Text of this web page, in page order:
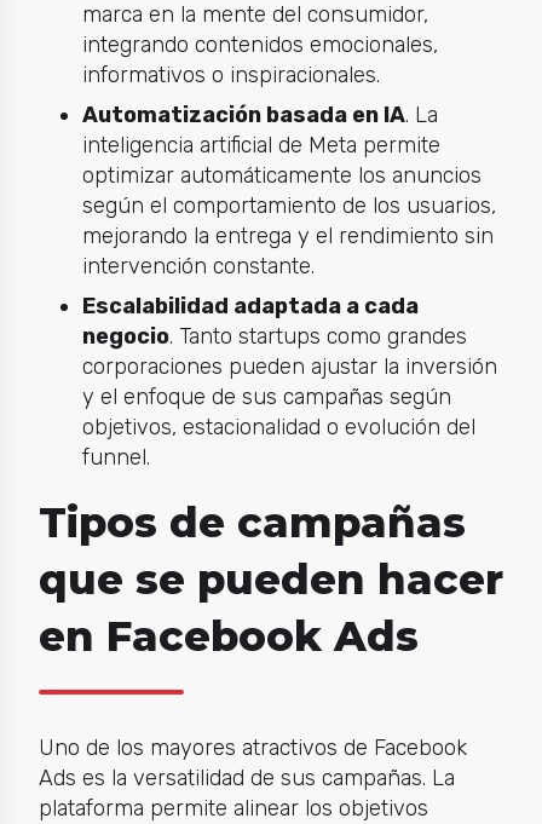
marca en la mente del consumidor,
integrando contenidos emocionales,
informativos o inspiracionales.
Automatización basada en IA. La
inteligencia artificial de Meta permite
optimizar automáticamente los anuncios
según el comportamiento de los usuarios,
mejorando la entrega y el rendimiento sin
intervención constante.
Escalabilidad adaptada a cada
negocio. Tanto startups como grandes
corporaciones pueden ajustar la inversión
y el enfoque de sus campañas según
objetivos, estacionalidad o evolución del
funnel.
Tipos de campañas
que se pueden hacer
en Facebook Ads
Uno de los mayores atractivos de Facebook
Ads es la versatilidad de sus campañas. La
plataforma permite alinear los objetivos